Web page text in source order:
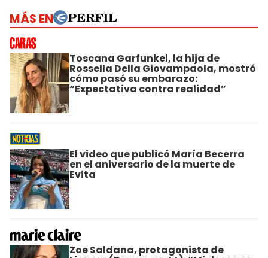
MÁS EN
Toscana Garfunkel, la hija de
Rossella Della Giovampaola, mostró
cómo pasó su embarazo:
“Expectativa contra realidad”
El video que publicó María Becerra
en el aniversario de la muerte de
Evita
Zoe Saldana, protagonista de